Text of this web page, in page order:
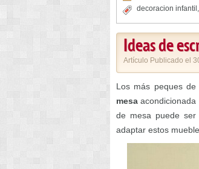
decoracion infantil ,
Ideas de
Artículo Publicado el
Los más peques
mesa
de mesa puede
adaptar estos